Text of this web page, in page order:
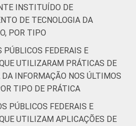
INSTITUÍDO DE
DE TECNOLOGIA DA
POR TIPO
PÚBLICOS FEDERAIS E
UTILIZARAM PRÁTICAS DE
DA INFORMAÇÃO NOS ÚLTIMOS
TIPO DE PRÁTICA
PÚBLICOS FEDERAIS E
UTILIZAM APLICAÇÕES DE